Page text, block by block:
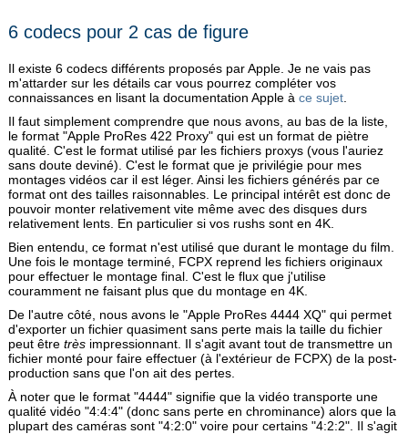
6 codecs pour 2 cas de figure
Il existe 6 codecs différents proposés par Apple. Je ne vais pas
m'attarder sur les détails car vous pourrez compléter vos
connaissances en lisant la documentation Apple à ce sujet.
Il faut simplement comprendre que nous avons, au bas de la liste,
le format "Apple ProRes 422 Proxy" qui est un format de piètre
qualité. C'est le format utilisé par les fichiers proxys (vous l'auriez
sans doute deviné). C'est le format que je privilégie pour mes
montages vidéos car il est léger. Ainsi les fichiers générés par ce
format ont des tailles raisonnables. Le principal intérêt est donc de
pouvoir monter relativement vite même avec des disques durs
relativement lents. En particulier si vos rushs sont en 4K.
Bien entendu, ce format n'est utilisé que durant le montage du film.
Une fois le montage terminé, FCPX reprend les fichiers originaux
pour effectuer le montage final. C'est le flux que j'utilise
couramment ne faisant plus que du montage en 4K.
De l'autre côté, nous avons le "Apple ProRes 4444 XQ" qui permet
d'exporter un fichier quasiment sans perte mais la taille du fichier
peut être trèsimpressionnant. Il s'agit avant tout de transmettre un
fichier monté pour faire effectuer (à l'extérieur de FCPX) de la post-
production sans que l'on ait des pertes.
À noter que le format "4444" signifie que la vidéo transporte une
qualité vidéo "4:4:4" (donc sans perte en chrominance) alors que la
plupart des caméras sont "4:2:0" voire pour certains "4:2:2". Il s'agit